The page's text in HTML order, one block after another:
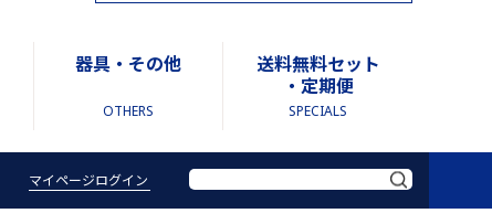
器具・その他
OTHERS
送料無料セット
・定期便
SPECIALS
マイページログイン